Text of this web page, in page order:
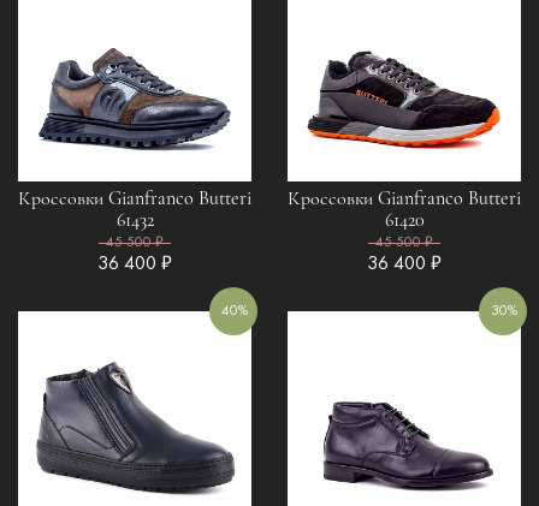
Кроссовки Gianfranco Butteri
61432
45 500 ₽
36 400 ₽
Кроссовки Gianfranco Butteri
61420
45 500 ₽
36 400 ₽
40% 30%